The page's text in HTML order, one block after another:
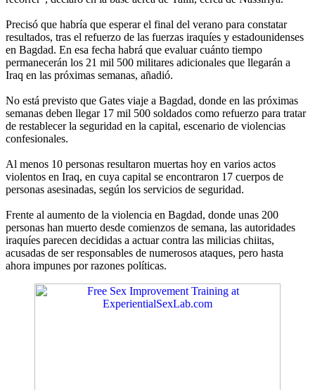
Precisó que habría que esperar el final del verano para constatar
resultados, tras el refuerzo de las fuerzas iraquíes y estadounidenses
en Bagdad. En esa fecha habrá que evaluar cuánto tiempo
permanecerán los 21 mil 500 militares adicionales que llegarán a
Iraq en las próximas semanas, añadió.
No está previsto que Gates viaje a Bagdad, donde en las próximas
semanas deben llegar 17 mil 500 soldados como refuerzo para tratar
de restablecer la seguridad en la capital, escenario de violencias
confesionales.
Al menos 10 personas resultaron muertas hoy en varios actos
violentos en Iraq, en cuya capital se encontraron 17 cuerpos de
personas asesinadas, según los servicios de seguridad.
Frente al aumento de la violencia en Bagdad, donde unas 200
personas han muerto desde comienzos de semana, las autoridades
iraquíes parecen decididas a actuar contra las milicias chiitas,
acusadas de ser responsables de numerosos ataques, pero hasta
ahora impunes por razones políticas.